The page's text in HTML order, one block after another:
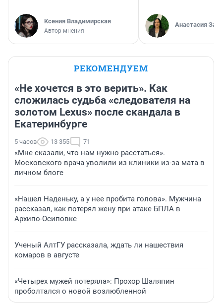
Ксения Владимирская
Автор мнения
Анастасия
РЕКОМЕНДУЕМ
«Не хочется в это верить». Как
сложилась судьба «следователя на
золотом Lexus» после скандала в
Екатеринбурге
5 часов 13 355 71
«Мне сказали, что нам нужно расстаться».
Московского врача уволили из клиники из-за мата в
личном блоге
«Нашел Наденьку, а у нее пробита голова». Мужчина
рассказал, как потерял жену при атаке БПЛА в
Архипо-Осиповке
Ученый АлтГУ рассказала, ждать ли нашествия
комаров в августе
«Четырех мужей потеряла»: Прохор Шаляпин
проболтался о новой возлюбленной